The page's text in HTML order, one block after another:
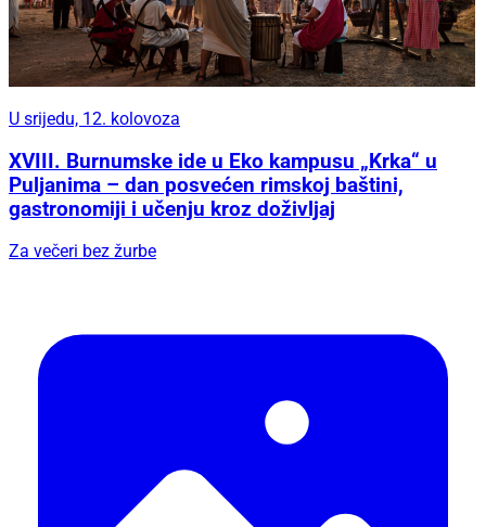
U srijedu, 12. kolovoza
XVIII. Burnumske ide u Eko kampusu „Krka“ u
Puljanima – dan posvećen rimskoj baštini,
gastronomiji i učenju kroz doživljaj
Za večeri bez žurbe